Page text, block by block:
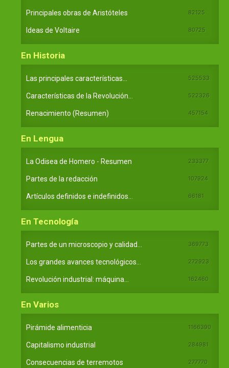
Principales obras de Aristóteles 82125
Ideas de Voltaire 80725
En Historia
Las principales características... 525533
Características de la Revolución... 522326
Renacimiento (Resumen) 457154
En Lengua
La Odisea de Homero - Resumen 233377
Partes de la redacción 107924
Artículos definidos e indefinidos... 66181
En Tecnología
Partes de un microscopio y calidad... 369773
Los grandes avances tecnológicos... 272923
Revolución industrial: máquina... 162460
En Varios
Pirámide alimenticia 1166390
Capitalismo industrial 284981
Consecuencias de terremotos 277770